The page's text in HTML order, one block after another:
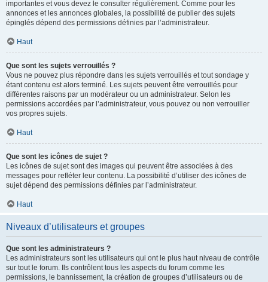
importantes et vous devez le consulter régulièrement. Comme pour les
annonces et les annonces globales, la possibilité de publier des sujets
épinglés dépend des permissions définies par l’administrateur.
Haut
Que sont les sujets verrouillés ?
Vous ne pouvez plus répondre dans les sujets verrouillés et tout sondage y
étant contenu est alors terminé. Les sujets peuvent être verrouillés pour
différentes raisons par un modérateur ou un administrateur. Selon les
permissions accordées par l’administrateur, vous pouvez ou non verrouiller
vos propres sujets.
Haut
Que sont les icônes de sujet ?
Les icônes de sujet sont des images qui peuvent être associées à des
messages pour refléter leur contenu. La possibilité d’utiliser des icônes de
sujet dépend des permissions définies par l’administrateur.
Haut
Niveaux d’utilisateurs et groupes
Que sont les administrateurs ?
Les administrateurs sont les utilisateurs qui ont le plus haut niveau de contrôle
sur tout le forum. Ils contrôlent tous les aspects du forum comme les
permissions, le bannissement, la création de groupes d’utilisateurs ou de